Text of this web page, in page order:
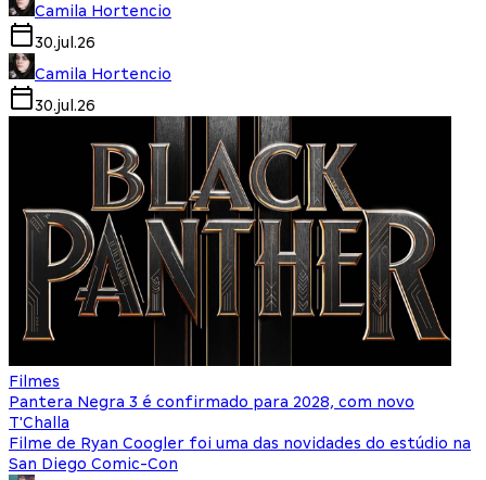
Camila Hortencio
30.jul.26
Camila Hortencio
30.jul.26
Filmes
Pantera Negra 3 é confirmado para 2028, com novo
T'Challa
Filme de Ryan Coogler foi uma das novidades do estúdio na
San Diego Comic-Con